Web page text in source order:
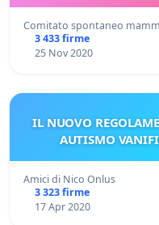
Comitato spontaneo
3 433 firme
25 Nov 2020
IL NUOVO
AUTISMO
Amici di Nico Onlus
3 323 firme
17 Apr 2020